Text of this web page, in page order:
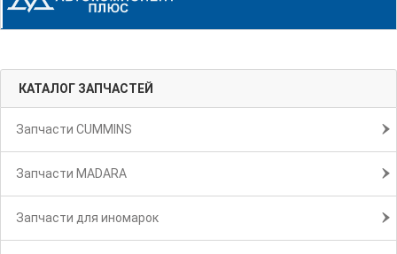
КАТАЛОГ ЗАПЧАСТЕЙ
Запчасти CUMMINS
Запчасти MADARA
Запчасти для иномарок